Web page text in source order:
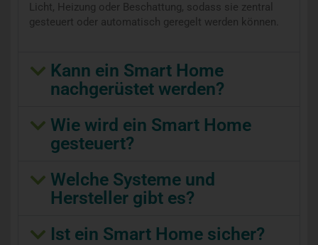
Licht, Heizung oder Beschattung, sodass sie zentral
gesteuert oder automatisch geregelt werden können.
Kann ein Smart Home
nachgerüstet werden?
Wie wird ein Smart Home
gesteuert?
Welche Systeme und
Hersteller gibt es?
Ist ein Smart Home sicher?